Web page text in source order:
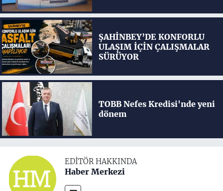
ŞAHİNBEY’DE KONFORLU
ULAŞIM İÇİN ÇALIŞMALAR
SÜRÜYOR
TOBB Nefes Kredisi'nde yeni
dönem
EDITÖR HAKKINDA
Haber Merkezi